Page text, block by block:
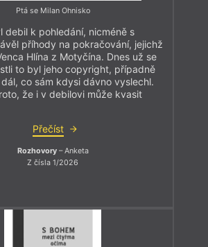
Ptá se Milan Ohnisko
debil k pohledání, nicméně s
příhody na pokračování, jejichž
Hlína z Motyčína. Dnes už se
to byl jeho copyright, případně
co sám kdysi dávno vyslechl.
že i v debilovi může kvasit
Přečíst
Rozhovory– Anketa
Z čísla 1/2026